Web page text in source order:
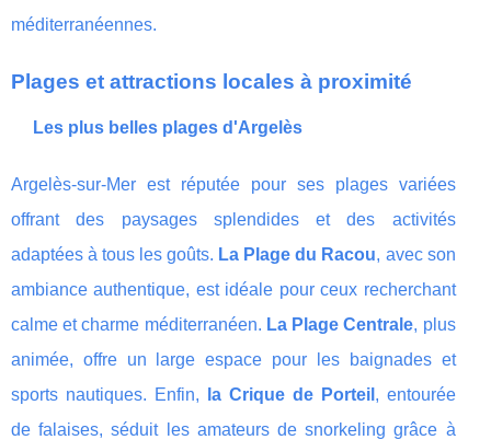
méditerranéennes.
Plages et attractions locales à proximité
Les plus belles plages d'Argelès
Argelès-sur-Mer est réputée pour ses plages variées
offrant des paysages splendides et des activités
adaptées à tous les goûts. La Plage du Racou, avec son
ambiance authentique, est idéale pour ceux recherchant
calme et charme méditerranéen. La Plage Centrale, plus
animée, offre un large espace pour les baignades et
sports nautiques. Enfin,
la Crique de Porteil , entourée
de falaises, séduit les amateurs de snorkeling grâce à